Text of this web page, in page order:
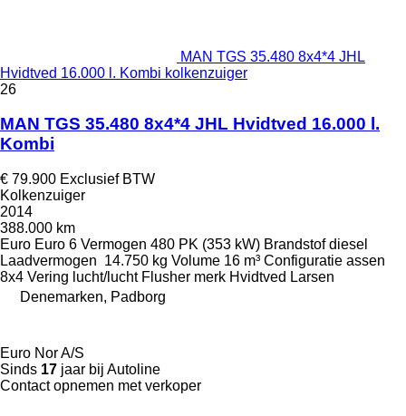
MAN TGS 35.480 8x4*4 JHL
Hvidtved 16.000 l. Kombi kolkenzuiger
26
MAN TGS 35.480 8x4*4 JHL Hvidtved 16.000 l.
Kombi
€ 79.900 Exclusief BTW
Kolkenzuiger
2014
388.000 km
Euro Euro 6 Vermogen 480 PK (353 kW) Brandstof diesel
Laadvermogen 14.750 kg Volume 16 m³ Configuratie assen
8x4 Vering lucht/lucht Flusher merk Hvidtved Larsen
Denemarken, Padborg
Euro Nor A/S
Sinds 17 jaar bij Autoline
Contact opnemen met verkoper